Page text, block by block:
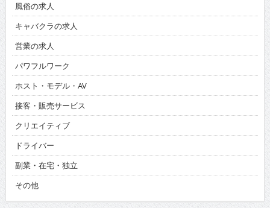
風俗の求人
キャバクラの求人
営業の求人
パワフルワーク
ホスト・モデル・AV
接客・販売サービス
クリエイティブ
ドライバー
副業・在宅・独立
その他